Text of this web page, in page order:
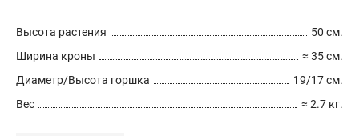
50 см.
Высота растения
≈ 35 см.
Ширина кроны
19/17 см.
Диаметр/Высота горшка
≈ 2.7 кг.
Вес